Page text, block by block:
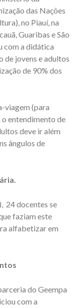
das Nações
no Piauí, na
Guaribas e São
com a didática
de jovens e adultos
de 90% dos
viagem (para
entendimento de
deve ir além
ângulos de
24 docentes se
faziam este
alfabetizar em
do Geempa
com a